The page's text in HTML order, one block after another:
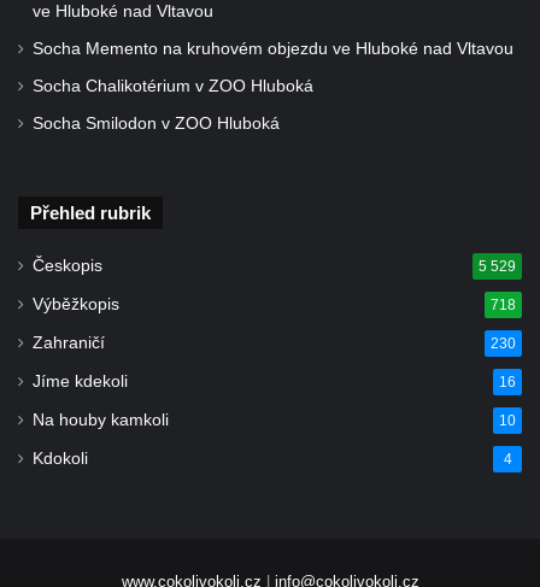
ve Hluboké nad Vltavou
Socha Memento na kruhovém objezdu ve Hluboké nad Vltavou
Socha Chalikotérium v ZOO Hluboká
Socha Smilodon v ZOO Hluboká
Přehled rubrik
Českopis 5 529
Výběžkopis 718
Zahraničí 230
Jíme kdekoli 16
Na houby kamkoli 10
Kdokoli 4
www.cokolivokoli.cz info@cokolivokoli.cz